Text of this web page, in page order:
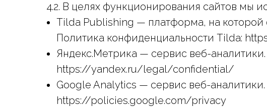
4.2. В целях функционирования сайтов мы
Tilda Publishing — платформа, на
Политика конфиденциальности Tilda:
Яндекс.Метрика — сервис веб-
https://yandex.ru/legal/confidential/
Google Analytics — сервис веб-
https://policies.google.com/privacy